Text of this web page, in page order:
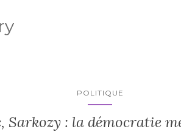
POLITIQUE
Sarkozy : la démocratie